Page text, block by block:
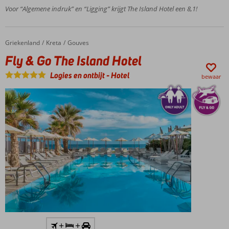
Tal van
kamers
Only
Adult;
min.
leeftijd
16 jaar
Voor “Algemene indruk” en “Ligging” krijgt The Island Hotel een 8,1!
Home
Griekenland Kreta Gouves
Fly & Go The Island Hotel
Fly & Go The Island Hotel
Logies en ontbijt-Hotel bewaar
+ +